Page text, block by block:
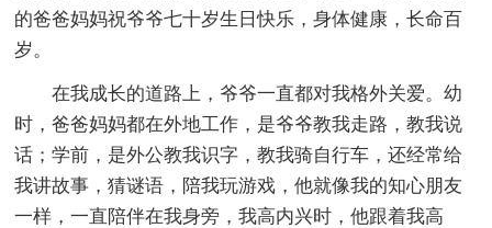
的爸爸妈妈祝爷爷七十岁生日快乐，身体健康，长命百
岁。
在我成长的道路上，爷爷一直都对我格外关爱。幼
时，爸爸妈妈都在外地工作，是爷爷教我走路，教我说
话；学前，是外公教我识字，教我骑自行车，还经常给
我讲故事，猜谜语，陪我玩游戏，他就像我的知心朋友
一样，一直陪伴在我身旁，我高内兴时，他跟着我高